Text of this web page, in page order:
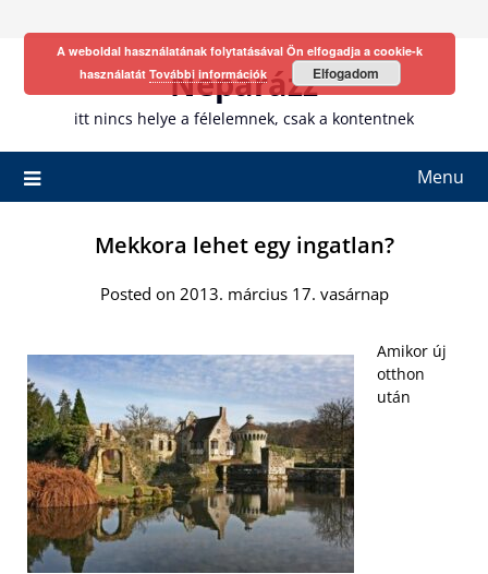
Neparázz
itt nincs helye a félelemnek, csak a kontentnek
Menu
Mekkora lehet egy ingatlan?
Posted on 2013. március 17. vasárnap
Amikor új
otthon
után
A weboldal használatának folytatásával Ön elfogadja a cookie-k
használatát További információk Elfogadom